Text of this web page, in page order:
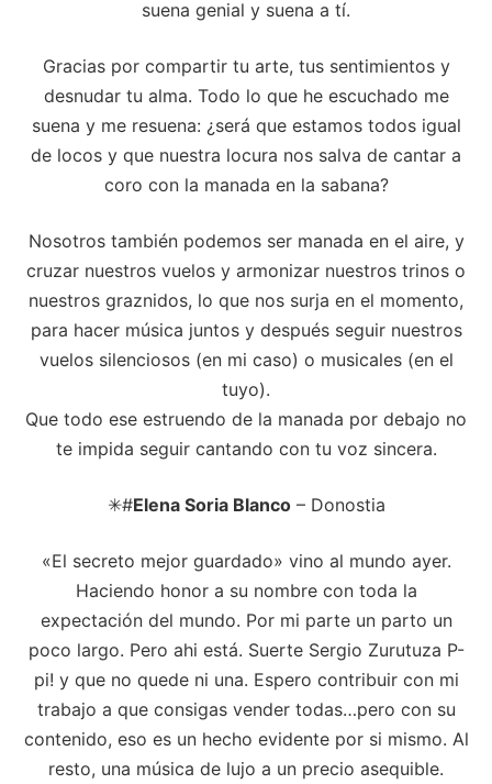
suena genial y suena a tí.
Gracias por compartir tu arte, tus sentimientos y
desnudar tu alma. Todo lo que he escuchado me
suena y me resuena: ¿será que estamos todos igual
de locos y que nuestra locura nos salva de cantar a
coro con la manada en la sabana?
Nosotros también podemos ser manada en el aire, y
cruzar nuestros vuelos y armonizar nuestros trinos o
nuestros graznidos, lo que nos surja en el momento,
para hacer música juntos y después seguir nuestros
vuelos silenciosos (en mi caso) o musicales (en el
tuyo).
Que todo ese estruendo de la manada por debajo no
te impida seguir cantando con tu voz sincera.
✳#Elena Soria Blanco– Donostia
«El secreto mejor guardado» vino al mundo ayer.
Haciendo honor a su nombre con toda la
expectación del mundo. Por mi parte un parto un
poco largo. Pero ahi está. Suerte Sergio Zurutuza P-
pi! y que no quede ni una. Espero contribuir con mi
trabajo a que consigas vender todas…pero con su
contenido, eso es un hecho evidente por si mismo. Al
resto, una música de lujo a un precio asequible.